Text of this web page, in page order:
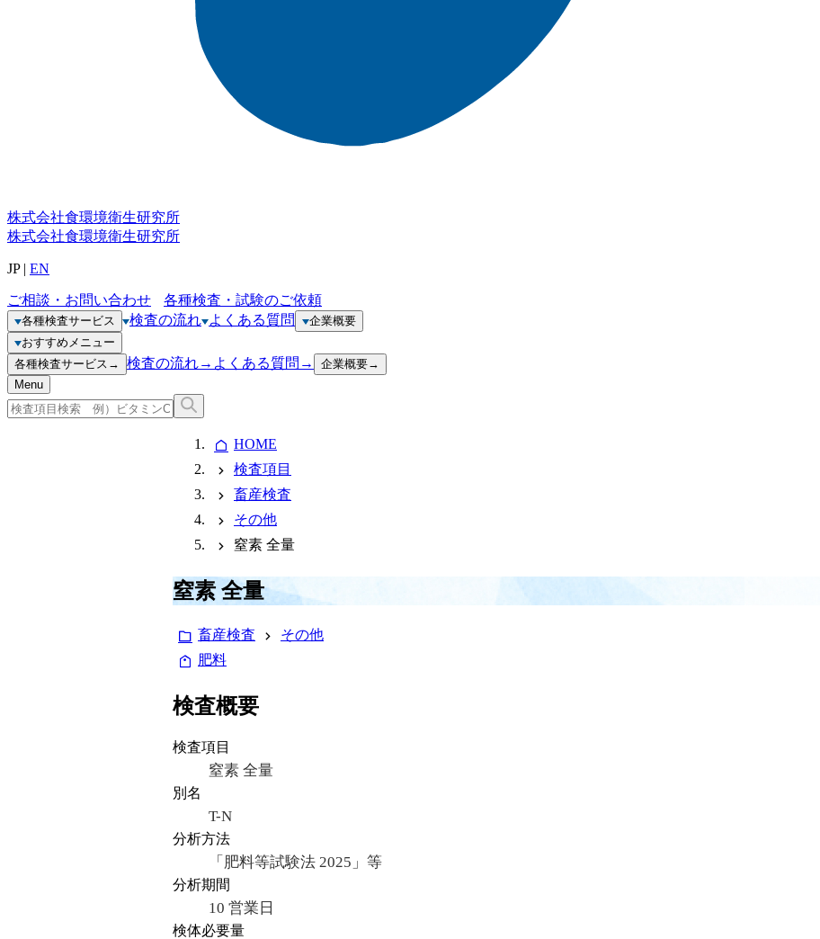
株式会社食環境衛生研究所
株式会社食環境衛生研究所
JP| EN
ご相談・お問い合わせ 各種検査・試験のご依頼
各種検査サービス 検査の流れ よくある質問
企業概要
おすすめメニュー
各種検査サービス → 検査の流れ→ よくある質問 → 企業概要→
Menu
HOME
検査項目
畜産検査
その他
窒素 全量
窒素 全量
畜産検査
その他
肥料
検査概要
検査項目
窒素 全量
別名
T-N
分析方法
「肥料等試験法 2025」等
分析期間
10 営業日
検体必要量